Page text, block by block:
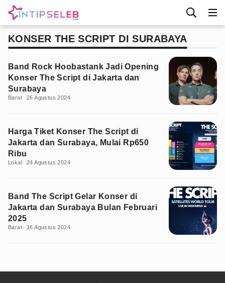
KONSER THE SCRIPT DI SURABAYA
Band Rock Hoobastank Jadi Opening
Konser The Script di Jakarta dan
Surabaya
Barat 26 Agustus 2024
Harga Tiket Konser The Script di
Jakarta dan Surabaya, Mulai Rp650
Ribu
Lokal 24 Agustus 2024
Band The Script Gelar Konser di
Jakarta dan Surabaya Bulan Februari
2025
Barat 16 Agustus 2024